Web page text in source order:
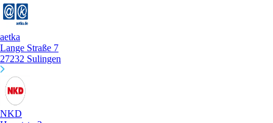
aetka
Lange Straße 7
27232 Sulingen
NKD